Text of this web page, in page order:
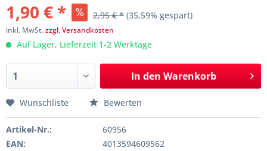
1,90 € * 2,95 € * (35,59% gespart)
inkl. MwSt.zzgl. Versandkosten
Auf Lager, Lieferzeit 1-2 Werktage
In den Warenkorb
Wunschliste Bewerten
Artikel-Nr.:
60956
EAN:
4013594609562